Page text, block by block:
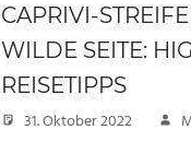
CAPRIVI-
WILDE SEITE:
REISETIPPS
31. Oktober 2022